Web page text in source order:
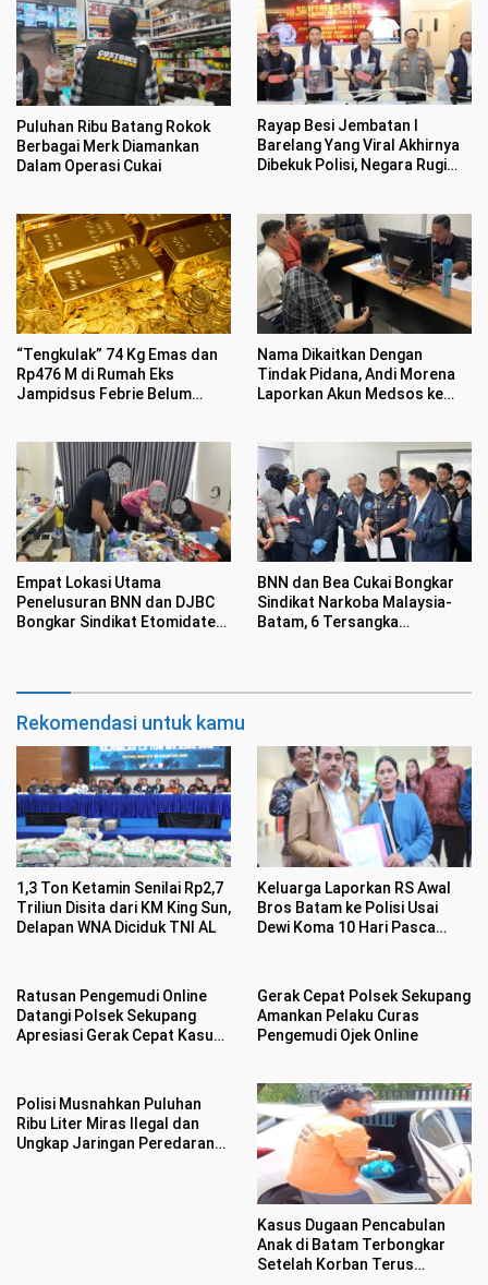
Puluhan Ribu Batang Rokok
Berbagai Merk Diamankan
Dalam Operasi Cukai
Rayap Besi Jembatan I
Barelang Yang Viral Akhirnya
Dibekuk Polisi, Negara Rugi
“Tengkulak” 74 Kg Emas dan
Rp476 M di Rumah Eks
Jampidsus Febrie Belum
Nama Dikaitkan Dengan
Tindak Pidana, Andi Morena
Laporkan Akun Medsos ke
Empat Lokasi Utama
Penelusuran BNN dan DJBC
Bongkar Sindikat Etomidate
BNN dan Bea Cukai Bongkar
Sindikat Narkoba Malaysia-
Batam, 6 Tersangka
Rekomendasi untuk kamu
1,3 Ton Ketamin Senilai Rp2,7
Triliun Disita dari KM King Sun,
Delapan WNA Diciduk TNI AL
Keluarga Laporkan RS Awal
Bros Batam ke Polisi Usai
Dewi Koma 10 Hari Pasca
Ratusan Pengemudi Online
Datangi Polsek Sekupang
Apresiasi Gerak Cepat Kasus
Gerak Cepat Polsek Sekupang
Amankan Pelaku Curas
Pengemudi Ojek Online
Polisi Musnahkan Puluhan
Ribu Liter Miras Ilegal dan
Ungkap Jaringan Peredaran
Kasus Dugaan Pencabulan
Anak di Batam Terbongkar
Setelah Korban Terus